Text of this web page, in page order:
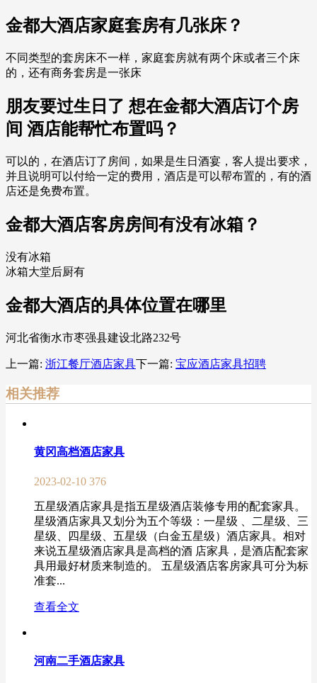
金都大酒店家庭套房有几张床？
不同类型的套房床不一样，家庭套房就有两个床或者三个床
的，还有商务套房是一张床
朋友要过生日了 想在金都大酒店订个房
间 酒店能帮忙布置吗？
可以的，在酒店订了房间，如果是生日酒宴，客人提出要求，
并且说明可以付给一定的费用，酒店是可以帮布置的，有的酒
店还是免费布置。
金都大酒店客房房间有没有冰箱？
没有冰箱
冰箱大堂后厨有
金都大酒店的具体位置在哪里
河北省衡水市枣强县建设北路232号
上一篇: 浙江餐厅酒店家具下一篇: 宝应酒店家具招聘
相关推荐
黄冈高档酒店家具
2023-02-10 376
五星级酒店家具是指五星级酒店装修专用的配套家具。
星级酒店家具又划分为五个等级：一星级 、二星级、三
星级、四星级、五星级（白金五星级）酒店家具。相对
来说五星级酒店家具是高档的酒 店家具，是酒店配套家
具用最好材质来制造的。 五星级酒店客房家具可分为标
准套...
查看全文
河南二手酒店家具